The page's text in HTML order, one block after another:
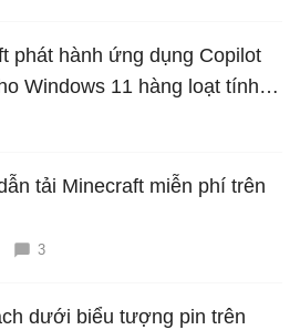
phát hành ứng dụng Copilot
Windows 11 hàng loạt tính
Hữu Ích
tải Minecraft miễn phí trên
3
dưới biểu tượng pin trên